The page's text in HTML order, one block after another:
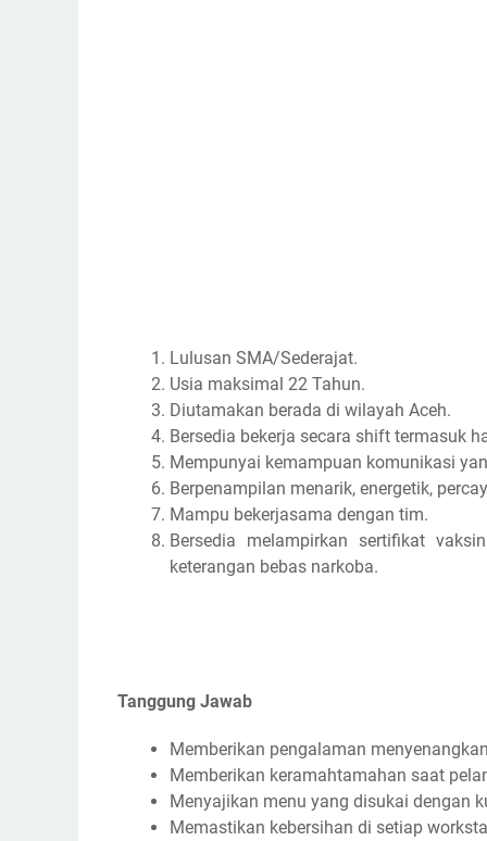
Lulusan SMA/Sederajat.
Usia maksimal 22 Tahun.
Diutamakan berada di wilayah Aceh.
Bersedia bekerja secara shift termasuk
Mempunyai kemampuan komunikasi
Berpenampilan menarik, energetik,
Mampu bekerjasama dengan tim.
Bersedia melampirkan sertifikat
keterangan bebas narkoba.
Tanggung Jawab
Memberikan pengalaman
Memberikan keramahtamahan saat
Menyajikan menu yang disukai dengan
Memastikan kebersihan di setiap